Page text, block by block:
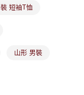
易相關給付款項請求債
失，本公司不負相關責
之用戶狀況，依本公司即
短袖T恤
山形 男裝